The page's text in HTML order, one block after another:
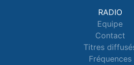
RADIO
Equipe
Contact
Titres
Fréquences